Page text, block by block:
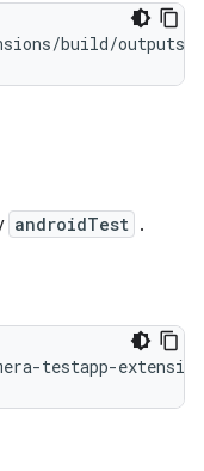
/build/outputs
androidTest .
-testapp-extensions